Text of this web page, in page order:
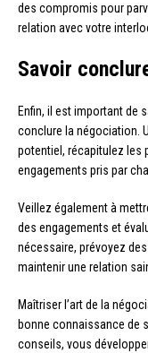
des compromis pour
relation avec votre
Savoir
Enfin, il est important de
conclure la négociation.
potentiel, récapitulez les
engagements pris par
Veillez également à
des engagements et
nécessaire, prévoyez
maintenir une relation
Maîtriser l’art de la
bonne connaissance de
conseils, vous